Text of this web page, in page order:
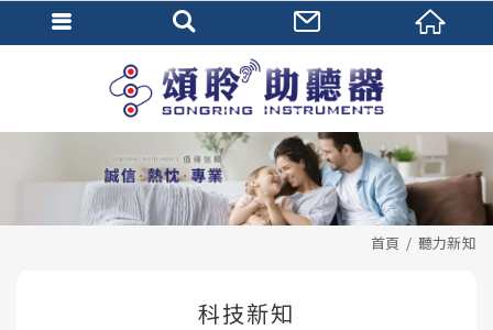
首頁 聽力新知
科技新知